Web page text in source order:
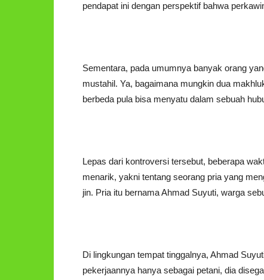
pendapat ini dengan perspektif bahwa
Sementara, pada umumnya banyak orang
mustahil. Ya, bagaimana mungkin dua
berbeda pula bisa menyatu dalam sebuah
Lepas dari kontroversi tersebut, beberapa
menarik, yakni tentang seorang pria yang
jin. Pria itu bernama Ahmad Suyuti, warga
Di lingkungan tempat tinggalnya, Ahmad
pekerjaannya hanya sebagai petani, dia